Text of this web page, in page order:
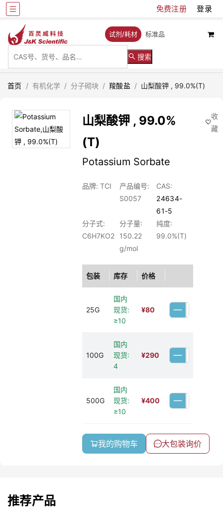
免费注册 登录
试剂/耗材 标准品
搜索
首页 / 有机化学 / 分子砌块 / 羧酸盐 / 山梨酸钾 , 99.0%(T)
山梨酸钾 , 99.0%
(T)
Potassium Sorbate
品牌: TCI
产品编号:
S0057
CAS:
24634-
61-5
分子式:
C6H7KO2
分子量:
150.22
g/mol
纯度:
99.0%(T)
包装 库存 价格
25G
国内
现货:
≥10
¥80
100G
国内
现货:
4
¥290
500G
国内
现货:
≥10
¥400
我的购物车 大包装询价
收
藏
推荐产品